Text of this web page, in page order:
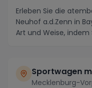
Erleben Sie die
Neuhof a.d.Zenn in
Art und Weise,
Sportwagen
Mecklenburg-